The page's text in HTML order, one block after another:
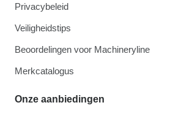
Privacybeleid
Veiligheidstips
Beoordelingen voor Machineryline
Merkcatalogus
Onze aanbiedingen